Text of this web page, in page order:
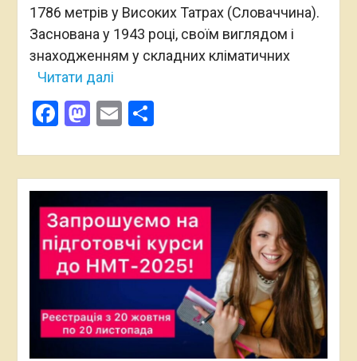
1786 метрів у Високих Татрах (Словаччина).
Заснована у 1943 році, своїм виглядом і
знаходженням у складних кліматичних
Читати далі
Facebook
Mastodon
EmailПоділитися